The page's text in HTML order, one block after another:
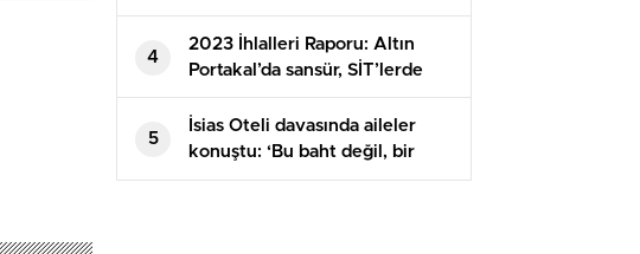
tutuklandı
4
2023 İhlalleri Raporu: Altın
Portakal’da sansür, SİT’lerde
kaçak, kıyıda işgal
5
İsias Oteli davasında aileler
konuştu: ‘Bu baht değil, bir
cinayet’